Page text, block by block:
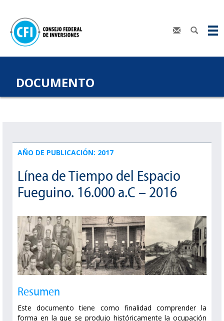
DOCUMENTO
AÑO DE PUBLICACIÓN: 2017
Línea de Tiempo del Espacio
Fueguino. 16.000 a.C – 2016
Resumen
Este documento tiene como finalidad comprender la
forma en la que se produjo históricamente la ocupación